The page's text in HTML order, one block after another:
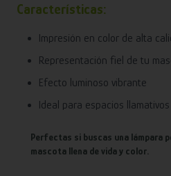
Características:
Impresión en color de alta
Representación fiel de tu
Efecto luminoso vibrante
Ideal para espacios llamativos
Perfectas si buscas una lámpara
mascota llena de vida y color.